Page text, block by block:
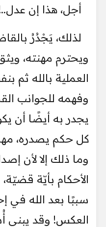
​أجل، هذا إن
​لذلك، يَجْدُرُ
ويحترم مهنته،
العملية بالله ثم
وفهمه للجوانب
يجدر به أيضًا أن
كل حكم يصدره،
وما ذلك إلا لأن
الأحكام بأيّة
سببًا بعد الله في
العكس! وقد يبني